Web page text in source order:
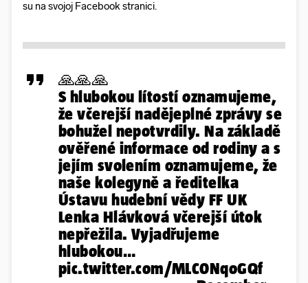
su na svojoj Facebook stranici.
🙏🙏🙏
S hlubokou lítostí oznamujeme,
že včerejší nadějeplné zprávy se
bohužel nepotvrdily. Na základě
ověřené informace od rodiny a s
jejím svolením oznamujeme, že
naše kolegyně a ředitelka
Ústavu hudební vědy FF UK
Lenka Hlávková včerejší útok
nepřežila. Vyjadřujeme
hlubokou…
pic.twitter.com/MLC0NqoGQf